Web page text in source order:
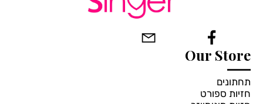
Our Store
תחתונים
חזיות ספורט